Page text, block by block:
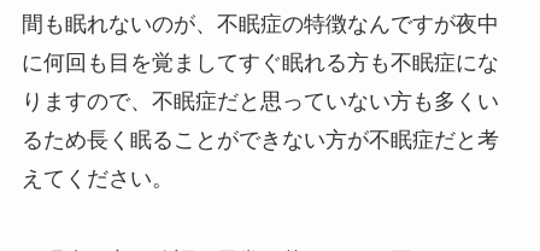
間も眠れないのが、不眠症の特徴なんですが夜中
に何回も目を覚ましてすぐ眠れる方も不眠症にな
りますので、不眠症だと思っていない方も多くい
るため長く眠ることができない方が不眠症だと考
えてください。